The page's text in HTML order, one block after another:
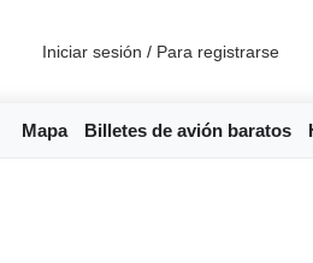
Iniciar sesión / Para registrarse
Mapa Billetes de avión baratos